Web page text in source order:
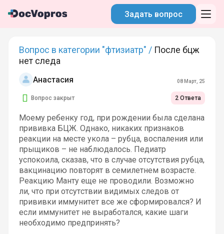
Задать вопрос
Вопрос в категории "фтизиатр" / После бцж
нет следа
Анастасия 08 Март, 25
Вопрос закрыт 2 Ответа
Моему ребенку год, при рождении была сделана
прививка БЦЖ. Однако, никаких признаков
реакции на месте укола – рубца, воспаления или
прыщиков – не наблюдалось. Педиатр
успокоила, сказав, что в случае отсутствия рубца,
вакцинацию повторят в семилетнем возрасте.
Реакцию Манту еще не проводили. Возможно
ли, что при отсутствии видимых следов от
прививки иммунитет все же сформировался? И
если иммунитет не выработался, какие шаги
необходимо предпринять?